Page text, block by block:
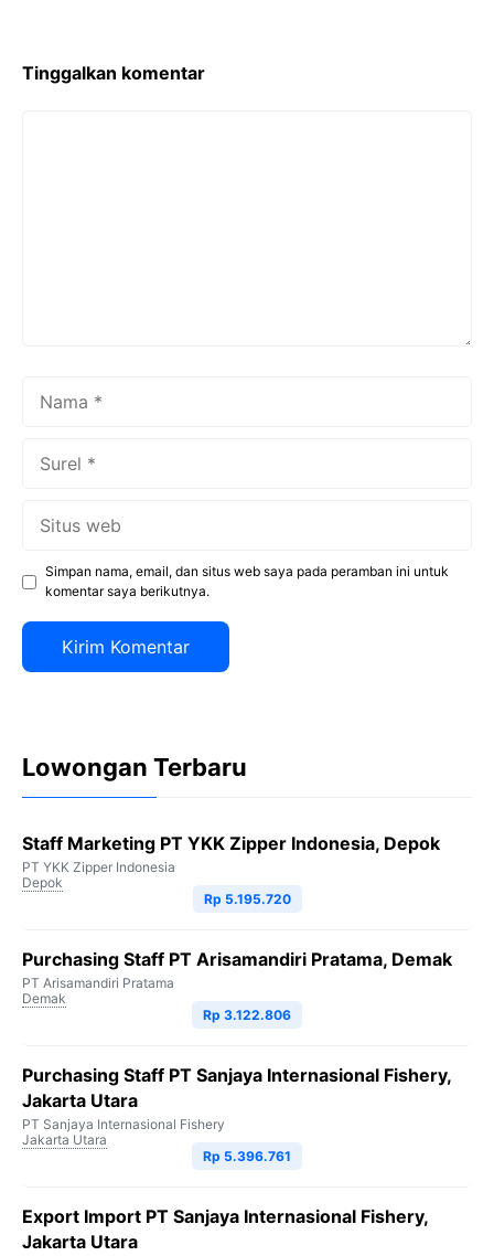
Tinggalkan komentar
Simpan nama, email, dan situs web saya pada peramban ini untuk
komentar saya berikutnya.
Lowongan Terbaru
Staff Marketing PT YKK Zipper Indonesia, Depok
PT YKK Zipper Indonesia
Depok
Rp 5.195.720
Purchasing Staff PT Arisamandiri Pratama, Demak
PT Arisamandiri Pratama
Demak
Rp 3.122.806
Purchasing Staff PT Sanjaya Internasional Fishery,
Jakarta Utara
PT Sanjaya Internasional Fishery
Jakarta Utara
Rp 5.396.761
Export Import PT Sanjaya Internasional Fishery,
Jakarta Utara